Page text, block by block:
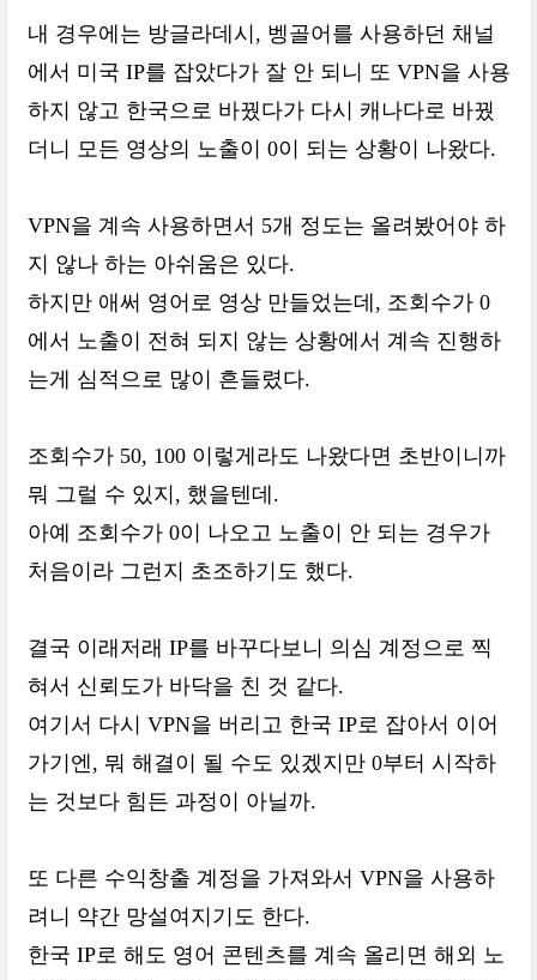
내 경우에는 방글라데시, 벵골어를 사용하던 채널
에서 미국 IP를 잡았다가 잘 안 되니 또 VPN을 사용
하지 않고 한국으로 바꿨다가 다시 캐나다로 바꿨
더니 모든 영상의 노출이 0이 되는 상황이 나왔다.
VPN을 계속 사용하면서 5개 정도는 올려봤어야 하
지 않나 하는 아쉬움은 있다.
하지만 애써 영어로 영상 만들었는데, 조회수가 0
에서 노출이 전혀 되지 않는 상황에서 계속 진행하
는게 심적으로 많이 흔들렸다.
조회수가 50, 100 이렇게라도 나왔다면 초반이니까
뭐 그럴 수 있지, 했을텐데.
아예 조회수가 0이 나오고 노출이 안 되는 경우가
처음이라 그런지 초조하기도 했다.
결국 이래저래 IP를 바꾸다보니 의심 계정으로 찍
혀서 신뢰도가 바닥을 친 것 같다.
여기서 다시 VPN을 버리고 한국 IP로 잡아서 이어
가기엔, 뭐 해결이 될 수도 있겠지만 0부터 시작하
는 것보다 힘든 과정이 아닐까.
또 다른 수익창출 계정을 가져와서 VPN을 사용하
려니 약간 망설여지기도 한다.
한국 IP로 해도 영어 콘텐츠를 계속 올리면 해외 노